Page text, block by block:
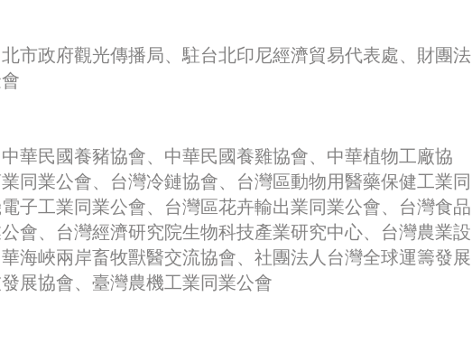
市政府觀光傳播局、駐台北印尼經濟貿易代表處、財團法
華民國養豬協會、中華民國養雞協會、中華植物工廠協
同業公會、台灣冷鏈協會、台灣區動物用醫藥保健工業同
子工業同業公會、台灣區花卉輸出業同業公會、台灣食品
會、台灣經濟研究院生物科技產業研究中心、台灣農業設
海峽兩岸畜牧獸醫交流協會、社團法人台灣全球運籌發展
展協會、臺灣農機工業同業公會